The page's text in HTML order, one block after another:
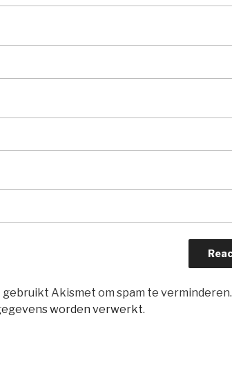
gebruikt Akismet om spam te verminderen.
worden verwerkt.